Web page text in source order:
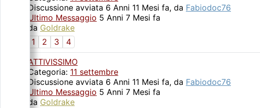
Discussione avviata 6 Anni 11 Mesi fa, da Fabiodoc76
Ultimo Messaggio 5 Anni 7 Mesi fa
da Goldrake
1
2 3
4
ATTIVISSIMO
Categoria: 11 settembre
Discussione avviata 6 Anni 11 Mesi fa, da Fabiodoc76
Ultimo Messaggio 5 Anni 7 Mesi fa
da Goldrake